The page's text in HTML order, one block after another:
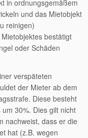
in ordnungsgemäßem
und das Mietobjekt
reinigen)
bestätigt
oder Schäden
verspäteten
der Mieter ab dem
Diese besteht
30%. Dies gilt nicht
nachweist, dass er die
hat (z.B. wegen